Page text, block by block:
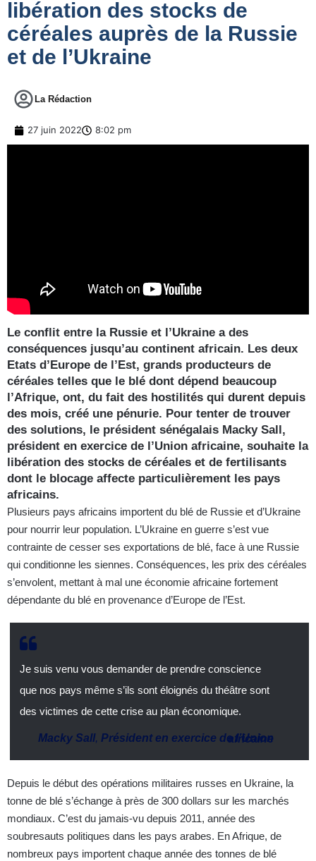
libération des stocks de
céréales auprès de la Russie
et de l’Ukraine
La Rédaction
27 juin 2022 8:02 pm
Le conflit entre la Russie et l’Ukraine a des
conséquences jusqu’au continent africain. Les deux
Etats d’Europe de l’Est, grands producteurs de
céréales telles que le blé dont dépend beaucoup
l’Afrique, ont, du fait des hostilités qui durent depuis
des mois, créé une pénurie. Pour tenter de trouver
des solutions, le président sénégalais Macky Sall,
président en exercice de l’Union africaine, souhaite la
libération des stocks de céréales et de fertilisants
dont le blocage affecte particulièrement les pays
africains.
Plusieurs pays africains importent du blé de Russie et d’Ukraine
pour nourrir leur population. L’Ukraine en guerre s’est vue
contrainte de cesser ses exportations de blé, face à une Russie
qui conditionne les siennes. Conséquences, les prix des céréales
s’envolent, mettant à mal une économie africaine fortement
dépendante du blé en provenance d’Europe de l’Est.
Je suis venu vous demander de prendre conscience
que nos pays même s’ils sont éloignés du théâtre sont
des victimes de cette crise au plan économique.
Macky Sall, Président en exercice de l’Union africaine
Depuis le début des opérations militaires russes en Ukraine, la
tonne de blé s’échange à près de 300 dollars sur les marchés
mondiaux. ​C’est du jamais-vu depuis 2011, année des
soubresauts politiques dans les pays arabes. En Afrique, de
nombreux pays importent chaque année des tonnes de blé